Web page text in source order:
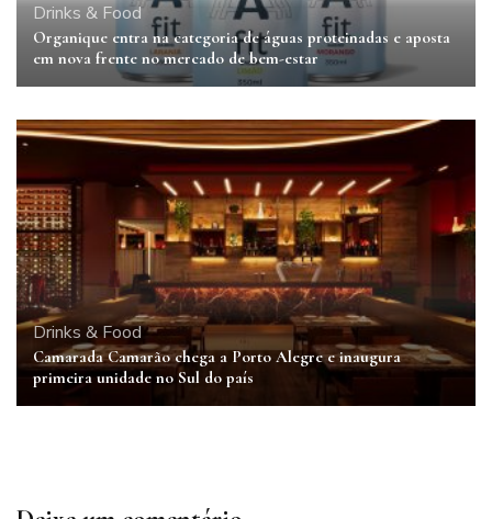
Drinks & Food
Organique entra na categoria de águas proteinadas e aposta
em nova frente no mercado de bem-estar
Drinks & Food
Camarada Camarão chega a Porto Alegre e inaugura
primeira unidade no Sul do país